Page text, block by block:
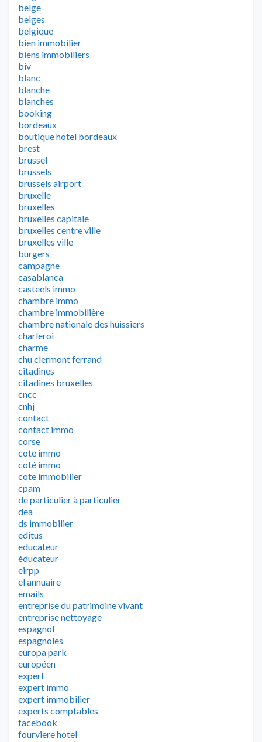
belge
belges
belgique
bien immobilier
biens immobiliers
biv
blanc
blanche
blanches
booking
bordeaux
boutique hotel bordeaux
brest
brussel
brussels
brussels airport
bruxelle
bruxelles
bruxelles capitale
bruxelles centre ville
bruxelles ville
burgers
campagne
casablanca
casteels immo
chambre immo
chambre immobilière
chambre nationale des huissiers
charleroi
charme
chu clermont ferrand
citadines
citadines bruxelles
cncc
cnhj
contact
contact immo
corse
cote immo
coté immo
cote immobilier
cpam
de particulier à particulier
dea
ds immobilier
editus
educateur
éducateur
eirpp
el annuaire
emails
entreprise du patrimoine vivant
entreprise nettoyage
espagnol
espagnoles
europa park
européen
expert
expert immo
expert immobilier
experts comptables
facebook
fourviere hotel